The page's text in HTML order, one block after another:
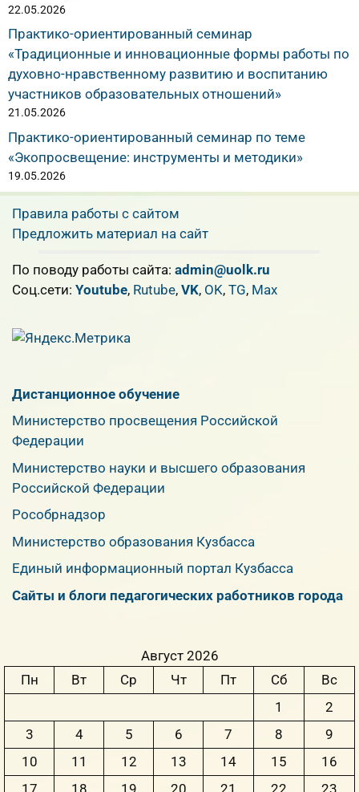
22.05.2026
Практико-ориентированный семинар
«Традиционные и инновационные формы работы по
духовно-нравственному развитию и воспитанию
участников образовательных отношений»
21.05.2026
Практико-ориентированный семинар по теме
«Экопросвещение: инструменты и методики»
19.05.2026
Правила работы с сайтом
Предложить материал на сайт
По поводу работы сайта: admin@uolk.ru
Cоц.сети: Youtube, Rutube, VK, OK, TG, Max
Дистанционное обучение
Министерство просвещения Российской
Федерации
Министерство науки и высшего образования
Российской Федерации
Рособрнадзор
Министерство образования Кузбасса
Единый информационный портал Кузбасса
Сайты и блоги педагогических работников города
Август 2026
Пн
Вт Ср Чт Пт Сб
Вс
1
2
3
4 5 6 7 8
9
10
11 12 13 14 15
16
17
18 19 20 21 22 23